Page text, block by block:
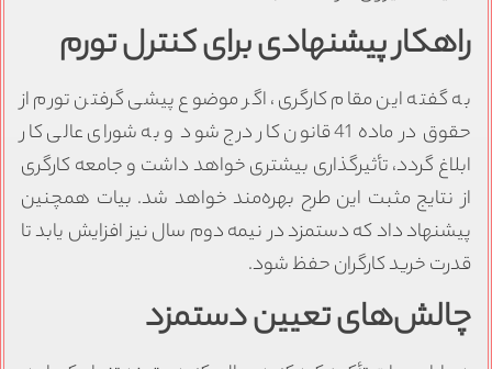
راهکار پیشنهادی برای کنترل تورم
به گفته این مقام کارگری، اگر موضوع پیشی گرفتن تورم از
حقوق در ماده 41 قانون کار درج شود و به شورای عالی کار
ابلاغ گردد، تأثیرگذاری بیشتری خواهد داشت و جامعه کارگری
از نتایج مثبت این طرح بهره‌مند خواهد شد. بیات همچنین
پیشنهاد داد که دستمزد در نیمه دوم سال نیز افزایش یابد تا
قدرت خرید کارگران حفظ شود.
چالش‌های تعیین دستمزد